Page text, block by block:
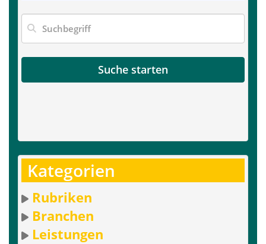
Suche starten
Kategorien
Rubriken
Branchen
Leistungen